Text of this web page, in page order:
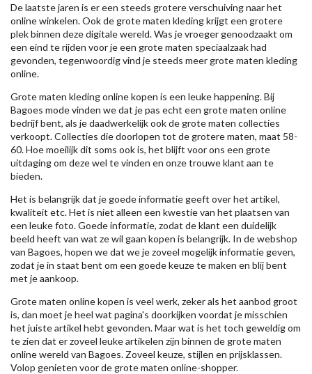
De laatste jaren is er een steeds grotere verschuiving naar het
online winkelen. Ook de grote maten kleding krijgt een grotere
plek binnen deze digitale wereld. Was je vroeger genoodzaakt om
een eind te rijden voor je een grote maten speciaalzaak had
gevonden, tegenwoordig vind je steeds meer grote maten kleding
online.
Grote maten kleding online kopen is een leuke happening. Bij
Bagoes mode vinden we dat je pas echt een grote maten online
bedrijf bent, als je daadwerkelijk ook de grote maten collecties
verkoopt. Collecties die doorlopen tot de grotere maten, maat 58-
60. Hoe moeilijk dit soms ook is, het blijft voor ons een grote
uitdaging om deze wel te vinden en onze trouwe klant aan te
bieden.
Het is belangrijk dat je goede informatie geeft over het artikel,
kwaliteit etc. Het is niet alleen een kwestie van het plaatsen van
een leuke foto. Goede informatie, zodat de klant een duidelijk
beeld heeft van wat ze wil gaan kopen is belangrijk. In de webshop
van Bagoes, hopen we dat we je zoveel mogelijk informatie geven,
zodat je in staat bent om een goede keuze te maken en blij bent
met je aankoop.
Grote maten online kopen is veel werk, zeker als het aanbod groot
is, dan moet je heel wat pagina's doorkijken voordat je misschien
het juiste artikel hebt gevonden. Maar wat is het toch geweldig om
te zien dat er zoveel leuke artikelen zijn binnen de grote maten
online wereld van Bagoes. Zoveel keuze, stijlen en prijsklassen.
Volop genieten voor de grote maten online-shopper.